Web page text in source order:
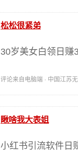
松松很紧弟
30岁美女白领日赚
评论来自电脑端 · 中国江苏
瞅啥我大表姐
小红书引流软件日